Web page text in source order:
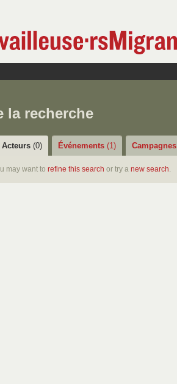
la recherche
Acteurs (0) Événements (1)
may want to refine this search or try a new search.